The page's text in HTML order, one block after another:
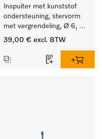
Inspuiter met kunststof
ondersteuning, stervorm
met vergrendeling, Ø 6,
lengte 225 mm.
39,00 € excl. BTW